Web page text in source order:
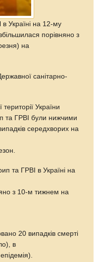
в Україні на 12-му
порівняно з
на
санітарно-
України
та ГРВІ були нижчими
середхворих на
та ГРВІ в Україні на
з 10-м тижнем на
20 випадків смерті
в